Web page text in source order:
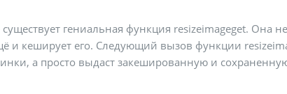
гениальная функция resizeimageget. Она
и кеширует его. Следующий вызов функции
а просто выдаст закешированную и